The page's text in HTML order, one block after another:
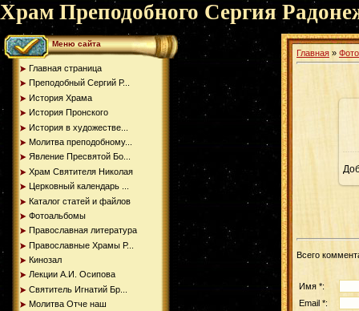
Храм Преподобного Сергия
Меню сайта
Главная страница
Преподобный Сергий Р...
История Храма
История Пронского
История в художестве...
Молитва преподобному...
Явление Пресвятой Бо...
Храм Святителя Николая
Церковный календарь ...
Каталог статей и файлов
Фотоальбомы
Православная литература
Православные Храмы Р...
Кинозал
Лекции А.И. Осипова
Святитель Игнатий Бр...
Молитва Отче наш
Главная »
Всего
Имя *:
Email *: